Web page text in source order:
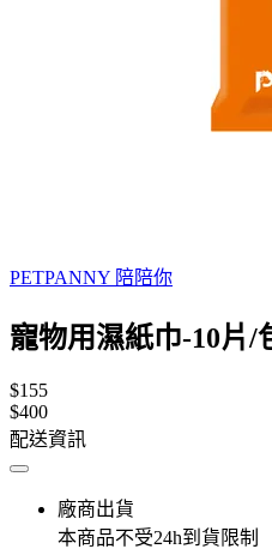
PETPANNY 陪陪你
寵物用濕紙巾-10片/
$155
$400
配送資訊
廠商出貨
本商品不受24h到貨限制